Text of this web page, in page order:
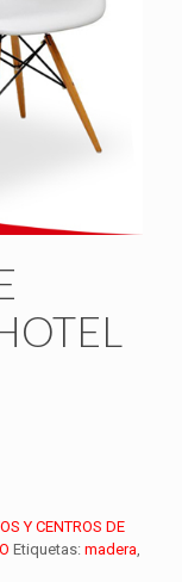
Y CENTROS DE
Etiquetas: madera,